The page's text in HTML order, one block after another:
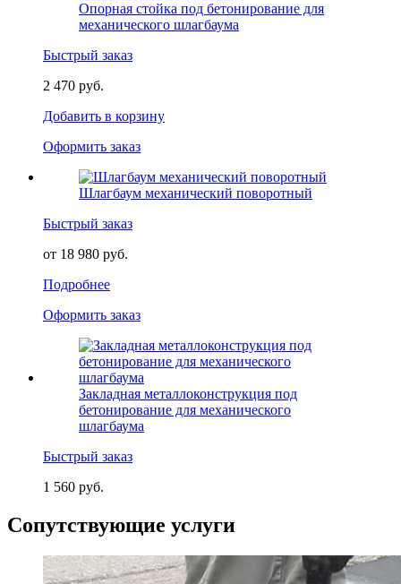
Опорная стойка под бетонирование для
механического шлагбаума
Быстрый заказ
2 470 руб.
Добавить в корзину
Оформить заказ
Шлагбаум механический поворотный
Быстрый заказ
от 18 980 руб.
Подробнее
Оформить заказ
Закладная металлоконструкция под
бетонирование для механического
шлагбаума
Быстрый заказ
1 560 руб.
Сопутствующие услуги